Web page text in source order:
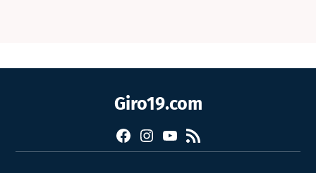
Giro19.com
FacebookInstagram
YouTube
RSS